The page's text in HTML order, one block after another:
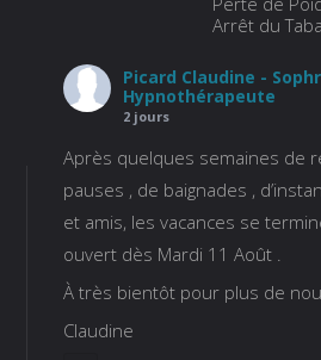
Arrêt du
Picard Claudine -
Hypnothérapeute
2 jours
Après quelques semaines de
pauses , de baignades ,
et amis, les vacances se
ouvert dès Mardi 11 Août .
À très bientôt pour plus de
Claudine